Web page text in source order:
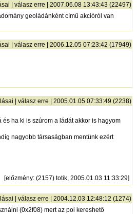
| válasz erre | 2007.06.08 13:43:43 (22497)
geoládánként című akcióról van
| válasz erre | 2006.12.05 07:23:42 (17949)
| válasz erre | 2005.01.05 07:33:49 (2238)
ha ki is szúrom a ládát akkor is hagyom
nagyobb társaságban mentünk ezért
[előzmény: (2157) totik, 2005.01.03 11:33:29]
| válasz erre | 2004.12.03 12:48:12 (1274)
(0x2f08) mert az poi kereshető